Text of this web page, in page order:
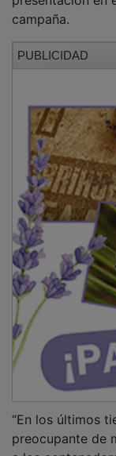
campaña.
preocupante de
a los